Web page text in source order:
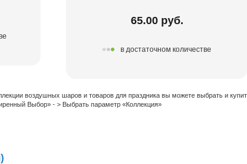
65.00 руб.
в достаточном количестве
воздушных шаров и товаров для праздника вы можете выбрать и
Выбор» - > Выбрать параметр «Коллекция»